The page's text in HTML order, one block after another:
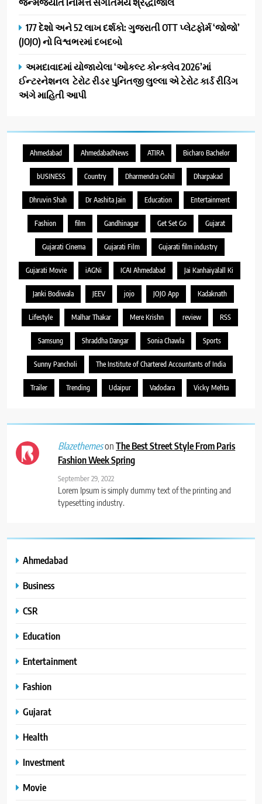
177 દેશો અને 52 લાખ દર્શકો: ગુજરાતી OTT પ્લેટફોર્મ ‘જોજો’
(JOJO) નો વિશ્વભરમાં દબદબો
અમદાવાદમાં યોજાયેલા ‘ઓકલ્ટ કોન્ક્લેવ 2026’માં
ઈન્ટરનેશનલ ટેરોટ રીડર પુનિતજી લુલ્લા એ ટેરોટ કાર્ડ રીડિંગ
અંગે માહિતી આપી
Ahmedabad AhmedabadNews ATIRA Bicharo Bachelor
bUSINESS Country Dharmendra Gohil Dharpakad
Dhruvin Shah Dr Aashita Jain Education Entertainment
Fashion film Gandhinagar Get Set Go Gujarat
Gujarati Cinema Gujarati Film Gujarati film industry
Gujarati Movie iAGNi ICAI Ahmedabad Jai Kanhaiyalall Ki
Janki Bodiwala JEEV jojo JOJO App Kadaknath
Lifestyle Malhar Thakar Mere Krishn review RSS
Samsung Shraddha Dangar Sonia Chawla Sports
Sunny Pancholi The Institute of Chartered Accountants of India
Trailer Trending Udaipur Vadodara Vicky Mehta
BlazethemesonThe Best Street Style From Paris
Fashion Week Spring
September 29, 2022
Lorem Ipsum is simply dummy text of the printing and
typesetting industry.
Ahmedabad
Business
CSR
Education
Entertainment
Fashion
Gujarat
Health
Investment
Movie